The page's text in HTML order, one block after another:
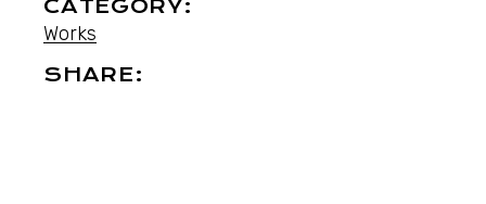
CATEGORY:
Works
SHARE: